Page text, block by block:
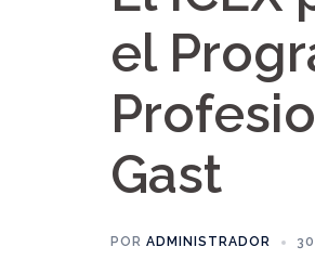
el
Gast
POR ADMINISTRADOR